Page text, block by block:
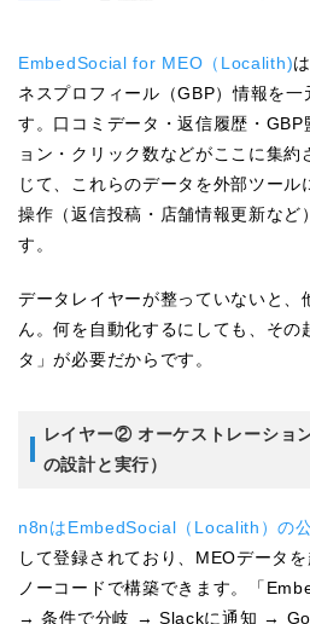
EmbedSocial for MEO（Localith)
ネスプロフィール（GBP）情報を
す。口コミデータ・返信履歴・
ョン・クリック数などがここに集約
じて、これらのデータを外部ツール
操作（返信投稿・店舗情報更新など
す。
データレイヤーが整っていないと、
ん。何を自動化するにしても、その
タ」が必要だからです。
レイヤー② オーケストレーショ
の設計と実行）
n8nはEmbedSocial（Localith）の
して登録されており、MEOデータ
ノーコードで構築できます。「
→ 条件で分岐 → Slackに通知 →